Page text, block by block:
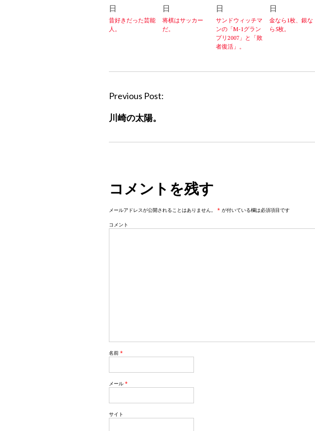
日
昔好きだった芸能
人。
日
将棋はサッカー
だ。
日
サンドウィッチマ
ンの「M-1グラン
プリ2007」と「敗
者復活」。
日
金なら1枚、銀な
ら5枚。
P
s
a
t
Previous Post:
川崎の太陽。
コメントを残す
メールアドレスが公開されることはありません。 * が付いている欄は必須項目です
コメント
名前 *
メール *
サイト